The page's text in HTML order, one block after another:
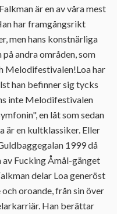
är en av våra mest
har framgångsrikt
men hans konstnärliga
andra områden, som
Melodifestivalen!Loa har
han befinner sig tycks
inte Melodifestivalen
en låt som sedan
är en kultklassiker. Eller
1999 då
Fucking Åmål-gänget
delar Loa generöst
oroande, från sin över
Han berättar